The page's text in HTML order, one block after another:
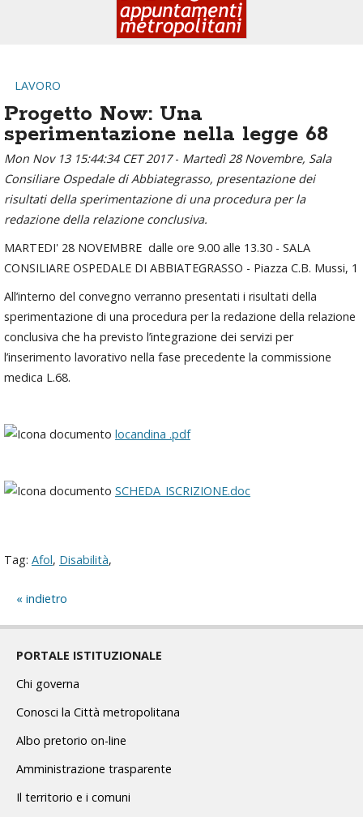
LAVORO
Progetto Now: Una
sperimentazione nella legge 68
Mon Nov 13 15:44:34 CET 2017- Martedì 28 Novembre, Sala
Consiliare Ospedale di Abbiategrasso, presentazione dei
risultati della sperimentazione di una procedura per la
redazione della relazione conclusiva.
MARTEDI' 28 NOVEMBRE dalle ore 9.00 alle 13.30 - SALA
CONSILIARE OSPEDALE DI ABBIATEGRASSO - Piazza C.B. Mussi, 1
All’interno del convegno verranno presentati i risultati della
sperimentazione di una procedura per la redazione della relazione
conclusiva che ha previsto l’integrazione dei servizi per
l’inserimento lavorativo nella fase precedente la commissione
medica L.68.
locandina .pdf
SCHEDA_ISCRIZIONE.doc
Tag: Afol, Disabilità,
indietro
PORTALE ISTITUZIONALE
Chi governa
Conosci la Città metropolitana
Albo pretorio on-line
Amministrazione trasparente
Il territorio e i comuni